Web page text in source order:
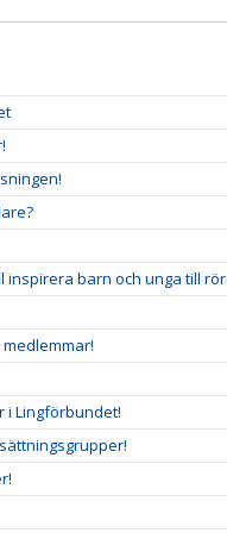
inspirera barn och unga till
i Lingförbundet!